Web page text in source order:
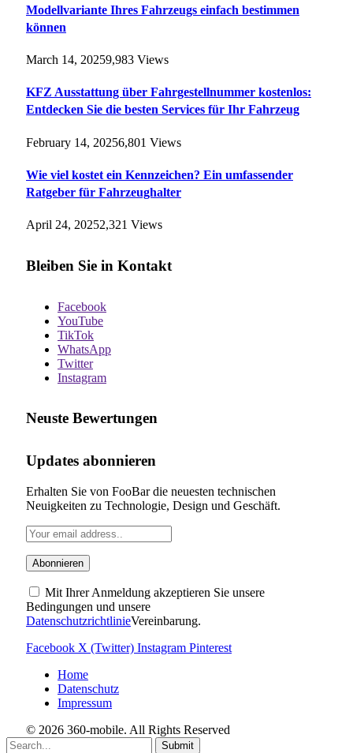
Modellvariante Ihres Fahrzeugs einfach bestimmen
können
March 14, 20259,983 Views
KFZ Ausstattung über Fahrgestellnummer kostenlos:
Entdecken Sie die besten Services für Ihr Fahrzeug
February 14, 20256,801 Views
Wie viel kostet ein Kennzeichen? Ein umfassender
Ratgeber für Fahrzeughalter
April 24, 20252,321 Views
Bleiben Sie in Kontakt
Facebook
YouTube
TikTok
WhatsApp
Twitter
Instagram
Neuste Bewertungen
Updates abonnieren
Erhalten Sie von FooBar die neuesten technischen
Neuigkeiten zu Technologie, Design und Geschäft.
Mit Ihrer Anmeldung akzeptieren Sie unsere
Bedingungen und unsere
DatenschutzrichtlinieVereinbarung.
Facebook X (Twitter) Instagram Pinterest
Home
Datenschutz
Impressum
© 2026 360-mobile. All Rights Reserved
Submit